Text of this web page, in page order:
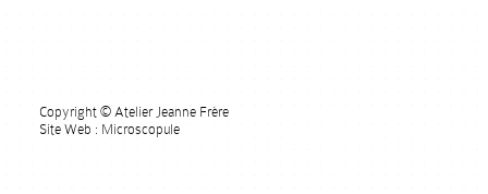
Copyright © Atelier Jeanne Frère
Site Web : Microscopule